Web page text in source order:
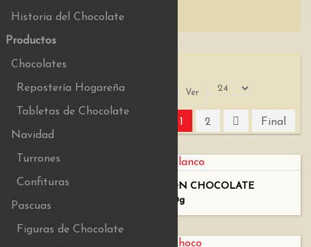
Ordenar por Ordenar +/- Ver
1 2 Final
ALMENDRAS BAÑADAS CON CHOCOLATE
BLANCO x 80g
Historia del Chocolate
Productos
Chocolates
Repostería Hogareña
Tabletas de Chocolate
Navidad
Turrones
Confituras
Pascuas
Figuras de Chocolate